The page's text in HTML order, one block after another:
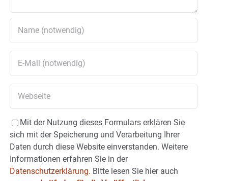
Mit der Nutzung dieses Formulars erklären Sie
sich mit der Speicherung und Verarbeitung Ihrer
Daten durch diese Website einverstanden. Weitere
Informationen erfahren Sie in der
Datenschutzerklärung. Bitte lesen Sie hier auch